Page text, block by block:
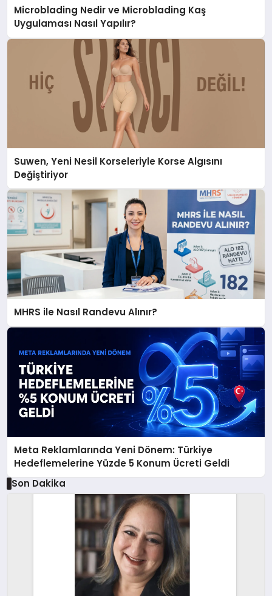
Microblading Nedir ve Microblading Kaş
Uygulaması Nasıl Yapılır?
Suwen, Yeni Nesil Korseleriyle Korse Algısını
Değiştiriyor
MHRS ile Nasıl Randevu Alınır?
Meta Reklamlarında Yeni Dönem: Türkiye
Hedeflemelerine Yüzde 5 Konum Ücreti Geldi
Son Dakika